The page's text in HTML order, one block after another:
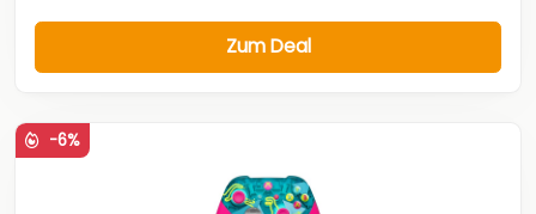
Zum Deal
-6%